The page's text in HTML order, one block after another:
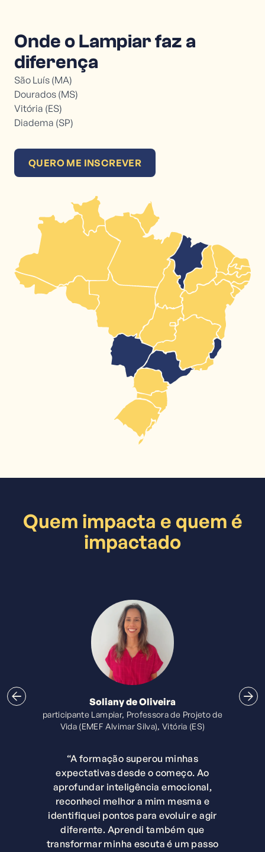
Onde o Lampiar faz a
diferença
São Luís (MA)
Dourados (MS)
Vitória (ES)
Diadema (SP)
QUERO ME INSCREVER
Quem impacta e quem é
impactado
Soliany de Oliveira
participante Lampiar, Professora de Projeto de
Vida (EMEF Alvimar Silva), Vitória (ES)
“A formação superou minhas
expectativas desde o começo. Ao
aprofundar inteligência emocional,
reconheci melhor a mim mesma e
identifiquei pontos para evoluir e agir
diferente. Aprendi também que
transformar minha escuta é um passo